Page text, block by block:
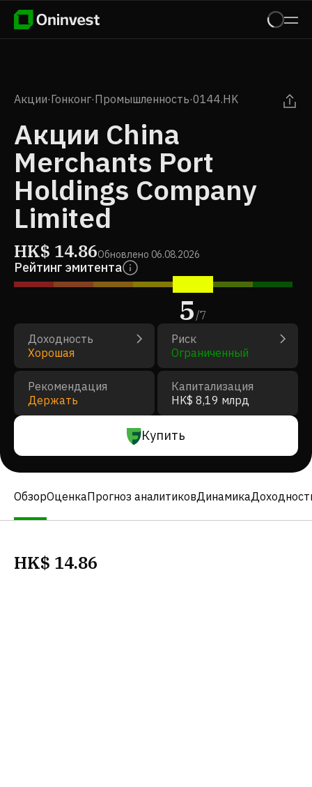
Акции·Гонконг·Промышленность·0144.HK
Акции China
Merchants Port
Holdings Company
Limited
HK$ 14.86Обновлено 06.08.2026
Рейтинг эмитента
5/7
Доходность
Хорошая
Риск
Ограниченный
Рекомендация
Держать
Капитализация
HK$ 8,19 млрд
Купить
ОбзорОценкаПрогноз аналитиковДинамика
HK$ 14.86